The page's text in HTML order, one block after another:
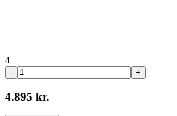
4
- +
4.895 kr.